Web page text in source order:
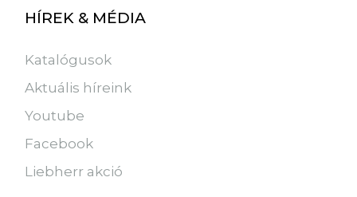
HÍREK & MÉDIA
Katalógusok
Aktuális híreink
Youtube
Facebook
Liebherr akció